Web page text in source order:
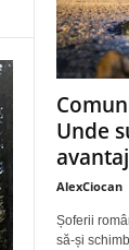
Unde
AlexCiocan
Șoferii
să-și